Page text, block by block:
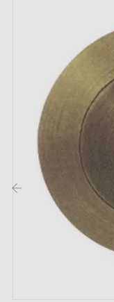
La poignée
ovale,
intemporelle et
rosaces
condamnation.
rosaces dans cet
2. Les types
différence
condamnation
Chaque rosace
Il est